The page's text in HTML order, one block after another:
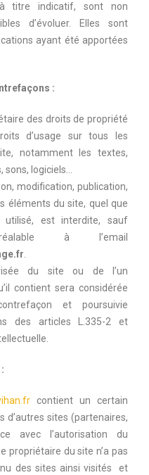
titre indicatif, sont non
d’évoluer. Elles sont
ayant été apportées
:
des droits de propriété
d’usage sur tous les
notamment les textes,
logiciels…
modification, publication,
éléments du site, quel que
est interdite, sauf
à l’email
du site ou de l’un
contient sera considérée
et poursuivie
des articles L.335-2 et
contient un certain
d’autres sites (partenaires,
avec l’autorisation du
propriétaire du site n’a pas
des sites ainsi visités et